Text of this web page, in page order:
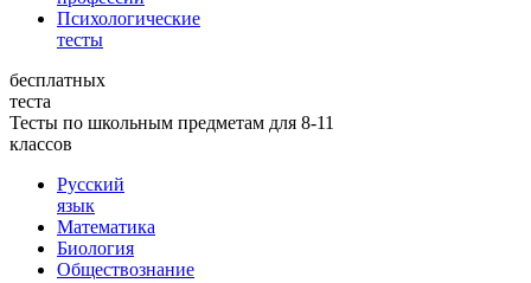
Психологические
тесты
бесплатных
теста
Тесты по школьным предметам для 8-11
классов
Русский
язык
Математика
Биология
Обществознание